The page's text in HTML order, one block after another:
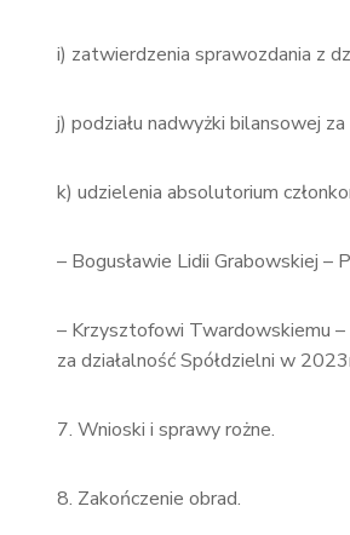
i) zatwierdzenia sprawozdania z
j) podziału nadwyżki bilansowej
k) udzielenia absolutorium
– Bogusławie Lidii Grabowskiej –
– Krzysztofowi Twardowskiemu –
za działalność Spółdzielni w
7. Wnioski i sprawy rożne.
8. Zakończenie obrad.